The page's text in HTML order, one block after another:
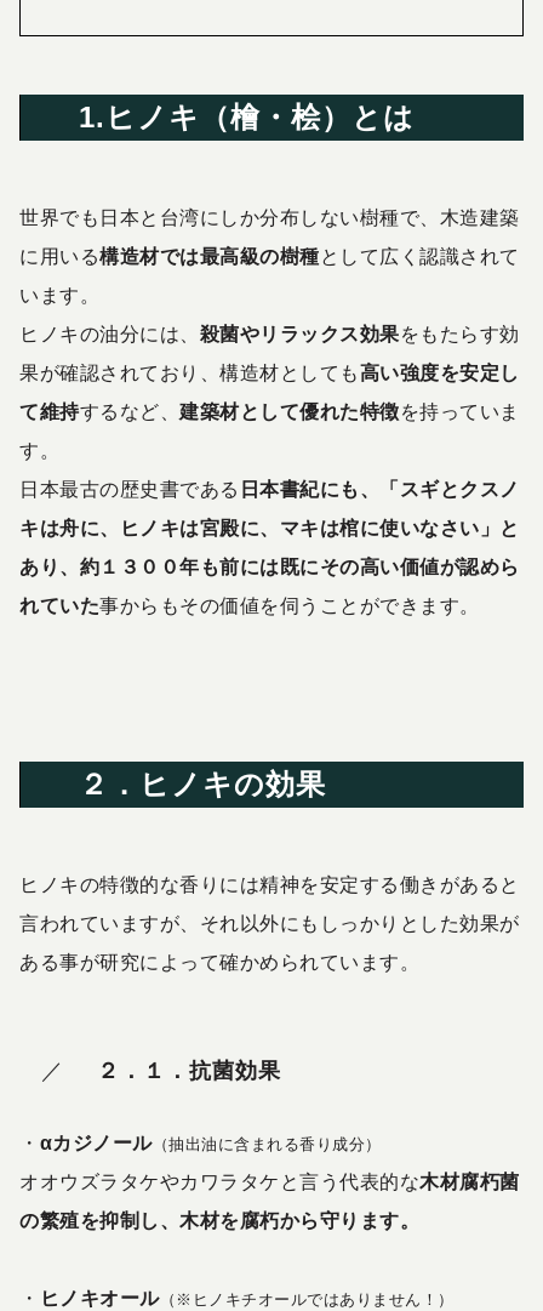
1.ヒノキ（檜・桧）とは
世界でも日本と台湾にしか分布しない樹種で、木造建築
に用いる構造材では最高級の樹種として広く認識されて
います。
ヒノキの油分には、 殺菌やリラックス効果をもたらす効
果が確認されており、構造材としても高い強度を安定し
て維持するなど、 建築材として優れた特徴を持っていま
す。
日本最古の歴史書である 日本書紀にも、「スギとクスノ
キは舟に、ヒノキは宮殿に、マキは棺に使いなさい」と
あり、 約１３００年も前には既にその高い価値が認めら
れていた事からもその価値を伺うことができます。
２．ヒノキの効果
ヒノキの特徴的な香りには精神を安定する働きがあると
言われていますが、それ以外にもしっかりとした効果が
ある事が研究によって確かめられています。
２．１．抗菌効果
・ αカジノール（抽出油に含まれる香り成分）
オオウズラタケやカワラタケと言う代表的な木材腐朽菌
の繁殖を抑制し、木材を腐朽から守ります。
・ ヒノキオール（※ヒノキチオールではありません！）